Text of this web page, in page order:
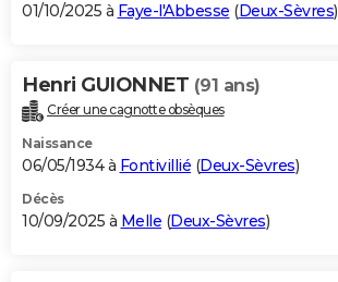
01/10/2025 à Faye-l'Abbesse (Deux-Sèvres)
Henri GUIONNET (91 ans)
Créer une cagnotte obsèques
Naissance
06/05/1934 à Fontivillié (Deux-Sèvres)
Décès
10/09/2025 à Melle (Deux-Sèvres)